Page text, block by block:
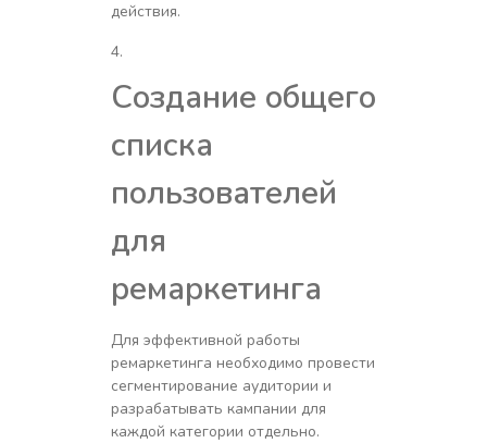
действия.
Создание общего
списка
пользователей
для
ремаркетинга
Для эффективной работы
ремаркетинга необходимо провести
сегментирование аудитории и
разрабатывать кампании для
каждой категории отдельно.